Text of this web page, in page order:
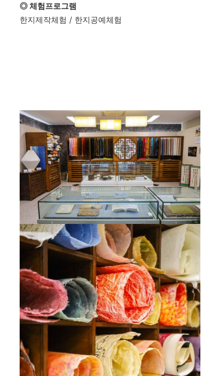
◎ 체험프로그램
한지제작체험 / 한지공예체험